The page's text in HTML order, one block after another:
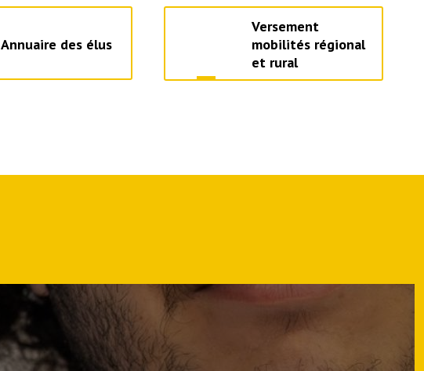
Annuaire des élus
Versement
mobilités régional
et rural